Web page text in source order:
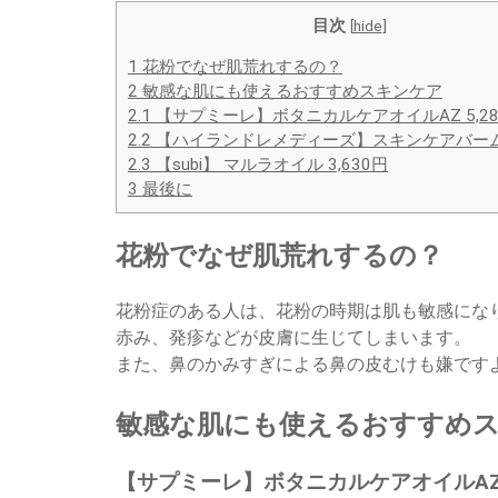
目次 [hide]
1 花粉でなぜ肌荒れするの？
2 敏感な肌にも使えるおすすめスキンケア
2.1
【サプミーレ】ボタニカルケアオイルAZ
2.2 【ハイランドレメディーズ】スキンケアバー
2.3
【subi】 マルラオイル 3,630円
3 最後に
花粉でなぜ肌荒れするの？
花粉症のある人は、花粉の時期は肌も敏感に
赤み、発疹などが皮膚に生じてしまいます。
また、鼻のかみすぎによる鼻の皮むけも嫌です
敏感な肌にも使えるおすすめ
【サプミーレ】ボタニカルケアオイル